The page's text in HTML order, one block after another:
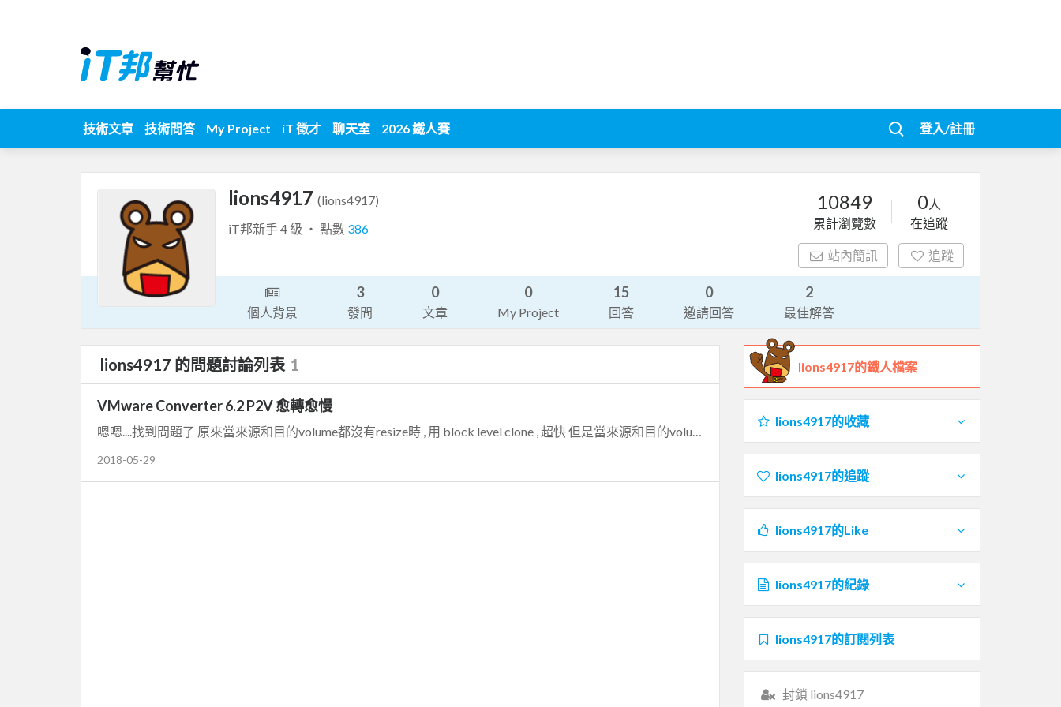
技術文章 技術問答 My Project iT 徵才 聊天室 2026 鐵人賽 登入/註冊
lions4917 (lions4917)
iT邦新手 4 級 ‧ 點數 386
10849
累計瀏覽數
0人
在追蹤
站內簡訊 追蹤
個人背景
3
發問
0
文章
0
My Project
15
回答
0
邀請回答
2
最佳解答
lions4917 的問題討論列表 1
VMware Converter 6.2 P2V 愈轉愈慢
2018-05-29
lions4917的鐵人檔案
lions4917的收藏
lions4917的追蹤
lions4917的Like
lions4917的紀錄
lions4917的訂閱列表
封鎖 lions4917